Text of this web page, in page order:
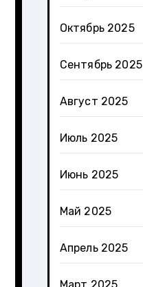
Октябрь 2025
Сентябрь 2025
Август 2025
Июль 2025
Июнь 2025
Май 2025
Апрель 2025